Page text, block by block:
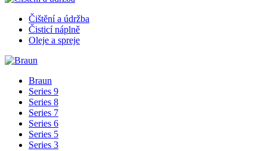
Čištění a údržba
Čisticí náplně
Oleje a spreje
Braun
Series 9
Series 8
Series 7
Series 6
Series 5
Series 3